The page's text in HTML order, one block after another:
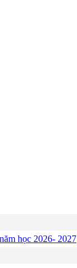
học 2026- 2027